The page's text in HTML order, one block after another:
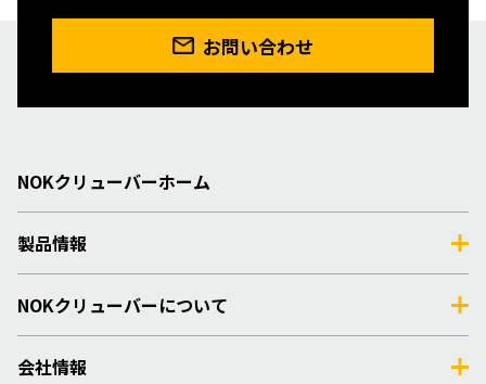
お問い合わせ
NOKクリューバーホーム
製品情報
NOKクリューバーについて
会社情報